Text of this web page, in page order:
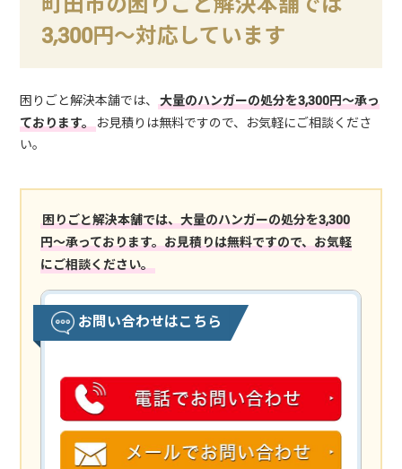
3,300円～対応しています
困りごと解決本舗では、大量のハンガーの処分を3,300円～承っ
ております。お見積りは無料ですので、お気軽にご相談くださ
い。
困りごと解決本舗では、大量のハンガーの処分を3,300
円～承っております。お見積りは無料ですので、お気軽
にご相談ください。
お問い合わせはこちら